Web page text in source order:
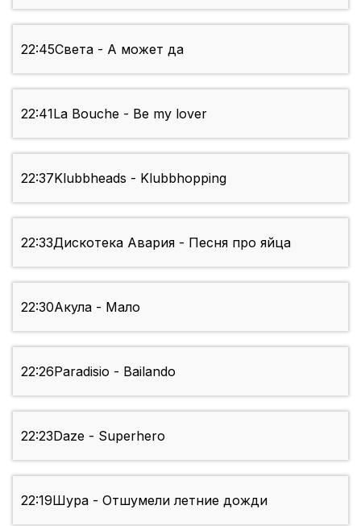
22:45Света - А может да
22:41La Bouche - Be my lover
22:37Klubbheads - Klubbhopping
22:33Дискотека Авария - Песня про яйца
22:30Акула - Мало
22:26Paradisio - Bailando
22:23Daze - Superhero
22:19Шура - Отшумели летние дожди